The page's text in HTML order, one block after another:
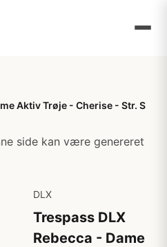
Aktiv Trøje - Cherise - Str. S
side kan være genereret
DLX
Trespass DLX
Rebecca - Dame